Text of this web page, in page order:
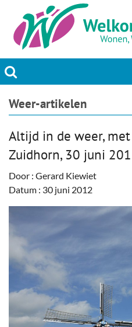
Actueel
Welzijn & Maatschappij
Bedrijven
Prikbord & Aanbiedingen
Plaats bericht
Weer-artikelen
Altijd in de weer,
Zuidhorn, 30 juni
Door : Gerard Kiewiet
Datum : 30 juni 2012